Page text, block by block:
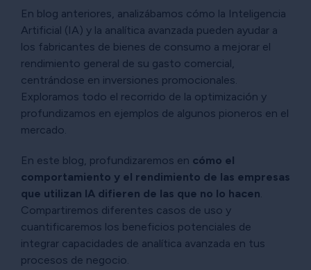
En blog anteriores, analizábamos cómo la Inteligencia
Artificial (IA) y la analítica avanzada pueden ayudar a
los fabricantes de bienes de consumo a mejorar el
rendimiento general de su gasto comercial,
centrándose en inversiones promocionales.
Exploramos todo el recorrido de la optimización y
profundizamos en ejemplos de algunos pioneros en el
mercado.
En este blog, profundizaremos en cómo el
comportamiento y el rendimiento de las empresas
que utilizan IA difieren de las que no lo hacen.
Compartiremos diferentes casos de uso y
cuantificaremos los beneficios potenciales de
integrar capacidades de analítica avanzada en tus
procesos de negocio.